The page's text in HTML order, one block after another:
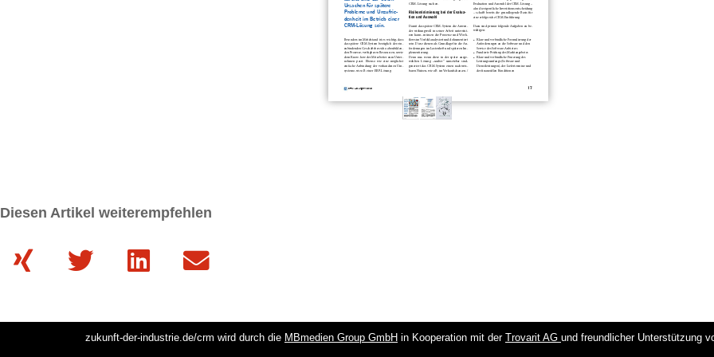
Diesen Artikel weiterempfehlen
zukunft-der-industrie.de/crm wird durch die MBmedien Group GmbH in Kooperation mit der Trovarit AG und freundlicher Unterstützung